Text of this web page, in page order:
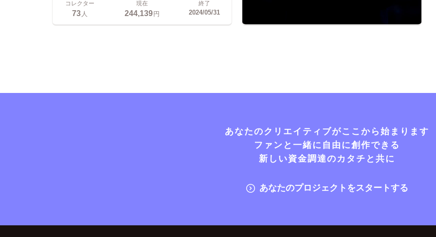
コレクター
73人
現在
244,139円
終了
2024/05/31
あなたのクリエイティブがここから始まります
ファンと一緒に自由に創作できる
新しい資金調達のカタチと共に
あなたのプロジェクトをスタートする